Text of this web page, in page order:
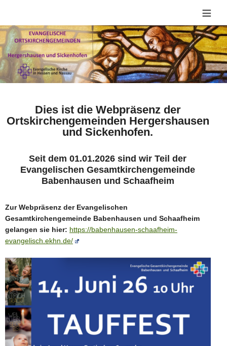
≡
Dies ist die Webpräsenz der
Ortskirchengemeinden Hergershausen
und Sickenhofen.
Seit dem 01.01.2026 sind wir Teil der
Evangelischen Gesamtkirchengemeinde
Babenhausen und Schaafheim
Zur Webpräsenz der Evangelischen
Gesamtkirchengemeinde Babenhausen und Schaafheim
gelangen sie hier: https://babenhausen-schaafheim-
evangelisch.ekhn.de/